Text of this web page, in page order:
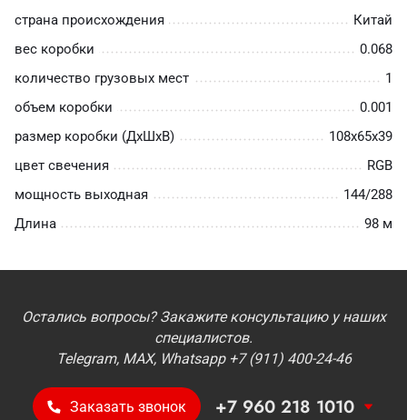
страна происхождения
Китай
вес коробки
0.068
количество грузовых мест
1
объем коробки
0.001
размер коробки (ДхШхВ)
108х65х39
цвет свечения
RGB
мощность выходная
144/288
Длина
98 м
Остались вопросы? Закажите консультацию у наших
специалистов.
Telegram, MAX, Whatsapp +7 (911) 400-24-46
Заказать звонок +7 960 218 1010